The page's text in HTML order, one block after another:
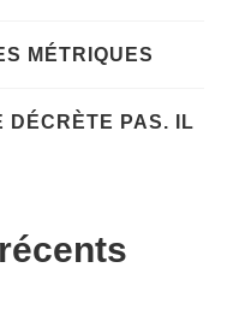
MÉTRIQUES
DÉCRÈTE PAS. IL